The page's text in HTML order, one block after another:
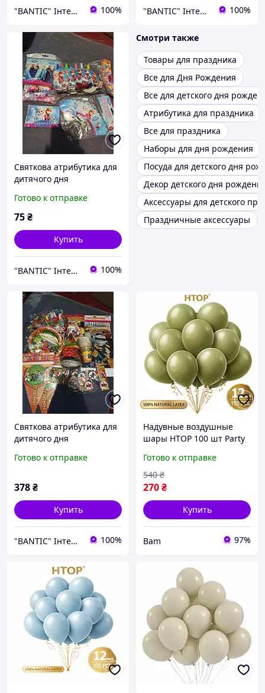
"BANTIC" Інтернет магазин 100% "BANTIC" Інтернет магазин 100%
Святкова атрибутика для
дитячого дня
Frozen Холодне серце
Ельза
Готово к отправке
75₴
Купить
"BANTIC" Інтернет магазин 100%
Смотри также
Товары для праздника
Все для Дня Рождения
Все для детского дня
Атрибутика для праздника
Все для праздника
Наборы для дня рождения
Посуда для детского дня
Декор детского дня
Аксессуары для детского
Праздничные аксессуары
Святкова атрибутика для
дитячого дня
Нінздяго
Готово к отправке
378₴
Купить
"BANTIC" Інтернет магазин 100%
Надувные воздушные
шары HTOP 100 шт Party
оформления Дня
Рождения Праздничная
атрибутика Оливковый
bam
Готово к отправке
270₴
540 ₴
Купить
Bam 97%